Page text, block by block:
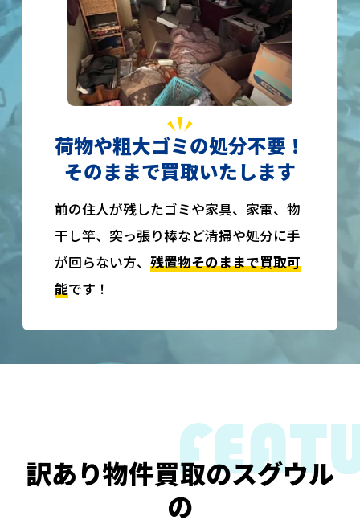
荷物や粗大ゴミの処分不要！
そのままで買取いたします
前の住人が残したゴミや家具、家電、物
干し竿、突っ張り棒など清掃や処分に手
が回らない方、 残置物そのままで買取可
能です！
訳あり物件買取のスグウル
の